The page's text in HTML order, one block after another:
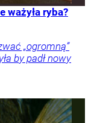
ważyła ryba?
„ogromną”
by padł nowy